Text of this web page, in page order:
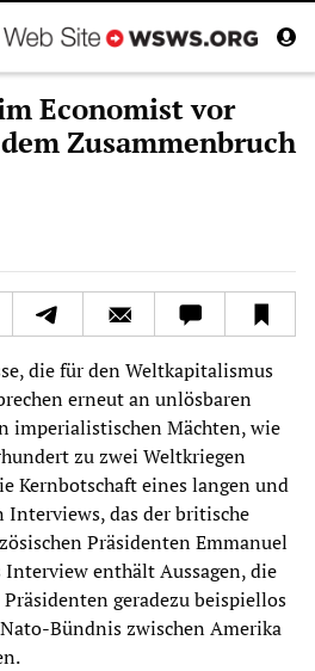
Economist vor
Zusammenbruch
die für den Weltkapitalismus
erneut an unlösbaren
imperialistischen Mächten, wie
zu zwei Weltkriegen
Kernbotschaft eines langen und
das der britische
Präsidenten Emmanuel
Interview enthält Aussagen, die
geradezu beispiellos
Bündnis zwischen Amerika